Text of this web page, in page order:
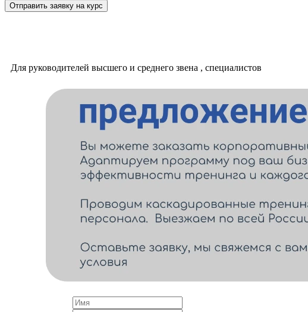
Отправить заявку на курс
Для руководителей высшего и среднего звена , специалистов